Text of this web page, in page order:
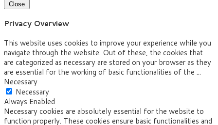
Close
Privacy Overview
This website uses cookies to improve your experience while you
navigate through the website. Out of these, the cookies that
are categorized as necessary are stored on your browser as they
are essential for the working of basic functionalities of the ...
Necessary
Necessary
Always Enabled
Necessary cookies are absolutely essential for the website to
function properly. These cookies ensure basic functionalities and